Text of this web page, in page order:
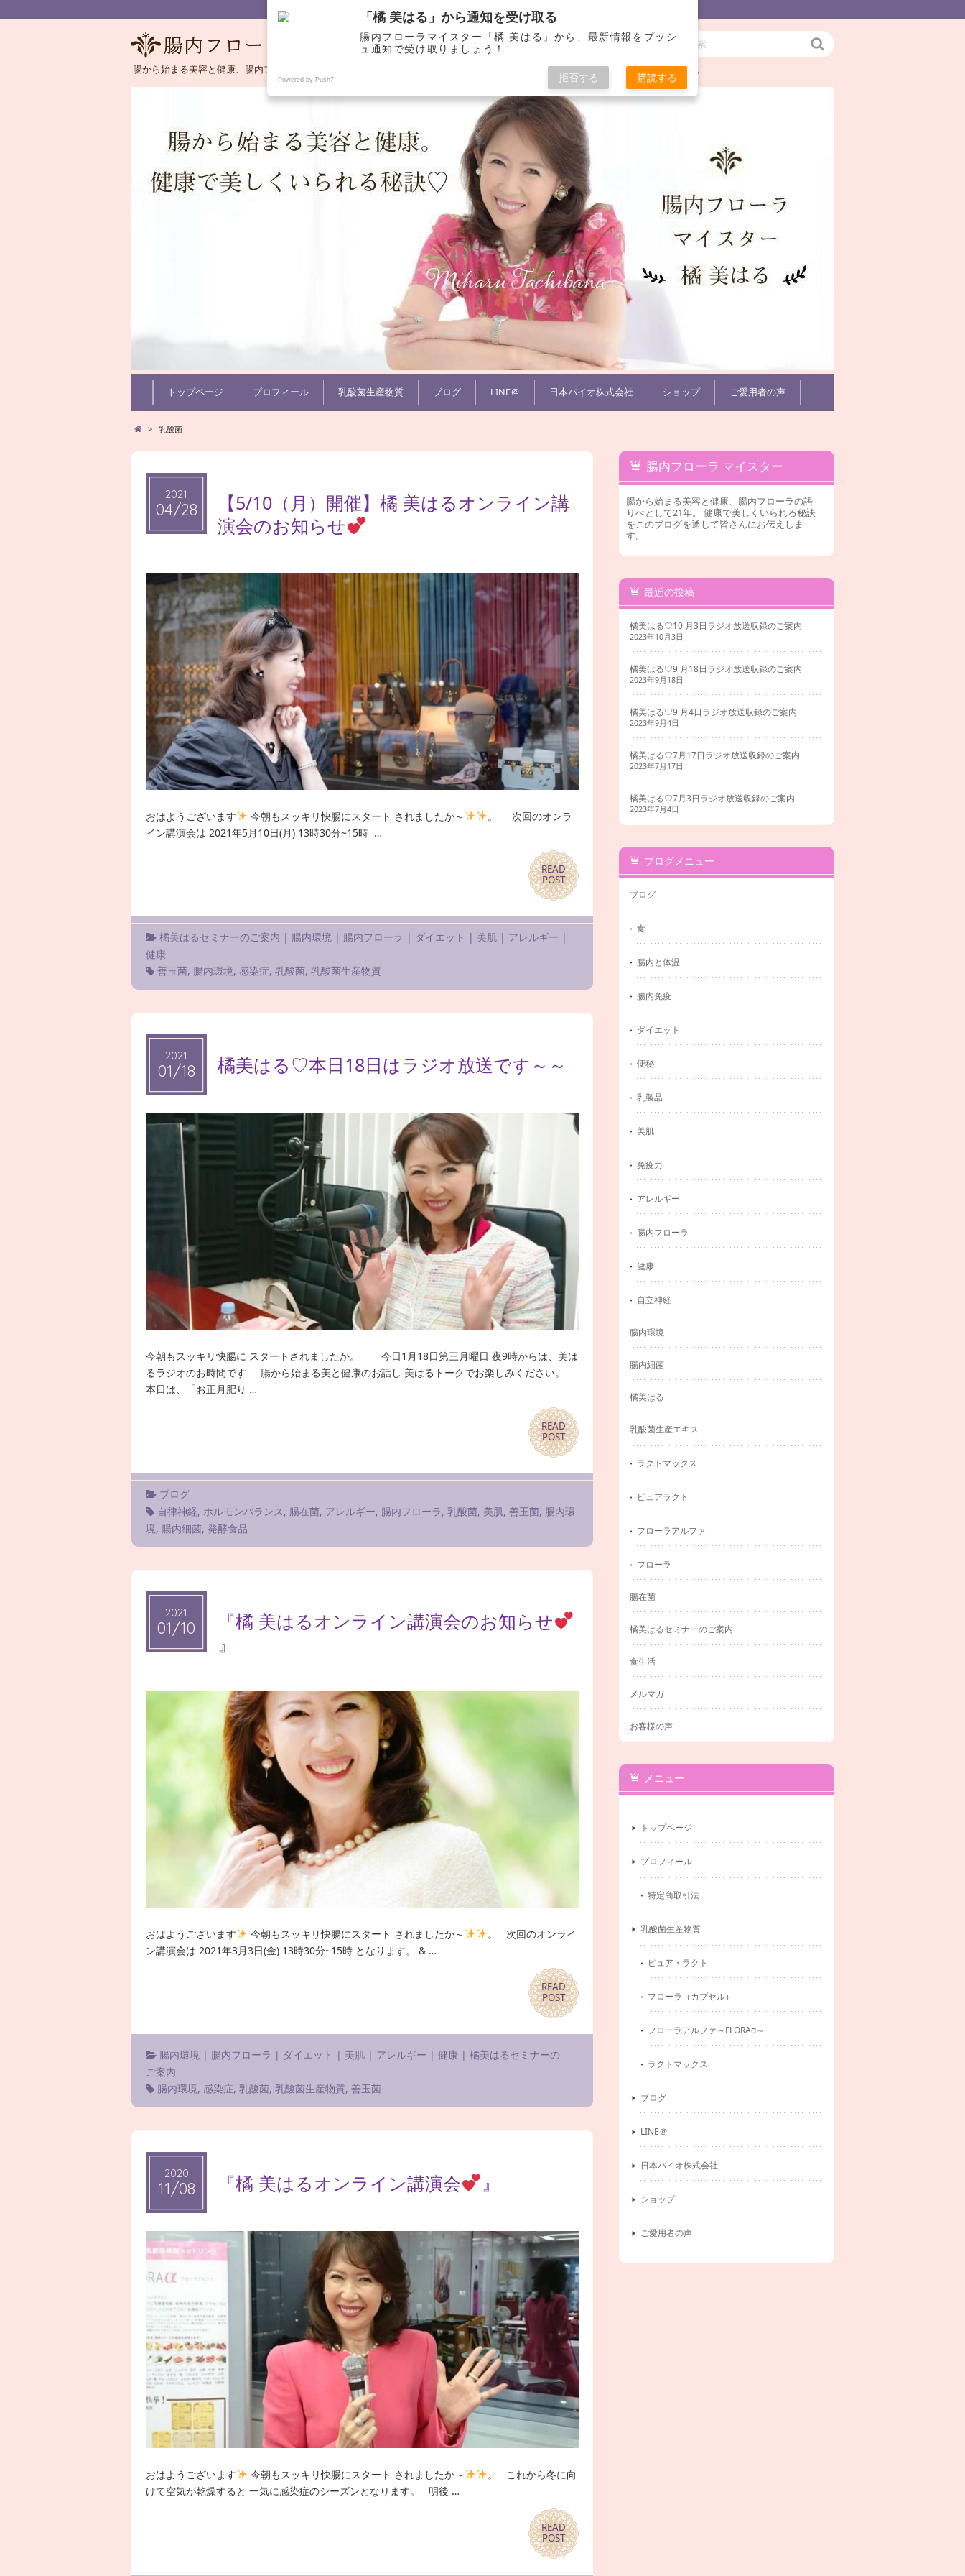
腸から始まる美容と健康、腸内フローラの語りべとして21年。 健康で美しくいられる秘訣をこのブログを通して皆さんにお伝えします。
索
トップページ プロフィール 乳酸菌生産物質 ブログ LINE＠ 日本バイオ株式会社 ショップ ご愛用者の声
> 乳酸菌
2021
04/28
2021
04/28
【5/10（月）開催】橘 美はるオンライン講
演会のお知らせ
おはようございます 今朝もスッキリ快腸にスタート されましたか～
。 次回のオンラ
イン講演会は 2021年5月10日(月) 13時30分~15時 …
READ
POST
READ
POST
橘美はるセミナーのご案内 | 腸内環境 | 腸内フローラ | ダイエット | 美肌 | アレルギー |
健康
善玉菌, 腸内環境, 感染症,乳酸菌,乳酸菌生産物質
2021
01/18
2021
01/18 橘美はる♡本日18日はラジオ放送です～～
今朝もスッキリ快腸に スタートされましたか。 今日1月18日第三月曜日 夜9時からは、美は
るラジオのお時間です 腸から始まる美と健康のお話し 美はるトークでお楽しみください。
本日は、「お正月肥り …
READ
POST
READ
POST
ブログ
自律神経, ホルモンバランス , 腸在菌, アレルギー, 腸内フローラ,乳酸菌, 美肌,善玉菌, 腸内環
境, 腸内細菌, 発酵食品
2021
01/10
2021
01/10
『橘 美はるオンライン講演会のお知らせ
』
おはようございます 今朝もスッキリ快腸にスタート されましたか～
。 次回のオンライ
ン講演会は 2021年3月3日(金) 13時30分~15時 となります。 & …
READ
POST
READ
POST
腸内環境 | 腸内フローラ | ダイエット | 美肌 | アレルギー |健康 |橘美はるセミナーの
ご案内
腸内環境, 感染症,乳酸菌,乳酸菌生産物質,善玉菌
2020
11/08
2020
11/08 『橘 美はるオンライン講演会 』
おはようございます 今朝もスッキリ快腸にスタート されましたか～
。 これから冬に向
けて空気が乾燥すると 一気に感染症のシーズンとなります。 明後 …
READ
POST
READ
POST
腸内フローラ マイスター
腸から始まる美容と健康、腸内フローラの語
りべとして21年。 健康で美しくいられる秘訣
をこのブログを通して皆さんにお伝えしま
す。
最近の投稿
橘美はる♡10 月3日ラジオ放送収録のご案内
2023年10月3日
橘美はる♡9 月18日ラジオ放送収録のご案内
2023年9月18日
橘美はる♡9 月4日ラジオ放送収録のご案内
2023年9月4日
橘美はる♡7月17日ラジオ放送収録のご案内
2023年7月17日
橘美はる♡7月3日ラジオ放送収録のご案内
2023年7月4日
ブログメニュー
ブログ
食
腸内と体温
腸内免疫
ダイエット
便秘
乳製品
美肌
免疫力
アレルギー
腸内フローラ
健康
自立神経
腸内環境
腸内細菌
橘美はる
乳酸菌生産エキス
ラクトマックス
ピュアラクト
フローラアルファ
フローラ
腸在菌
橘美はるセミナーのご案内
食生活
メルマガ
お客様の声
メニュー
トップページ
プロフィール
特定商取引法
乳酸菌生産物質
ピュア・ラクト
フローラ（カプセル）
フローラアルファ～FLORAα～
ラクトマックス
ブログ
LINE＠
日本バイオ株式会社
ショップ
ご愛用者の声
「橘 美はる」から通知を受け取る
腸内フローラマイスター「橘 美はる」から、最新情報をプッシ
ュ通知で受け取りましょう！
Powered by Push7 拒否する 購読する